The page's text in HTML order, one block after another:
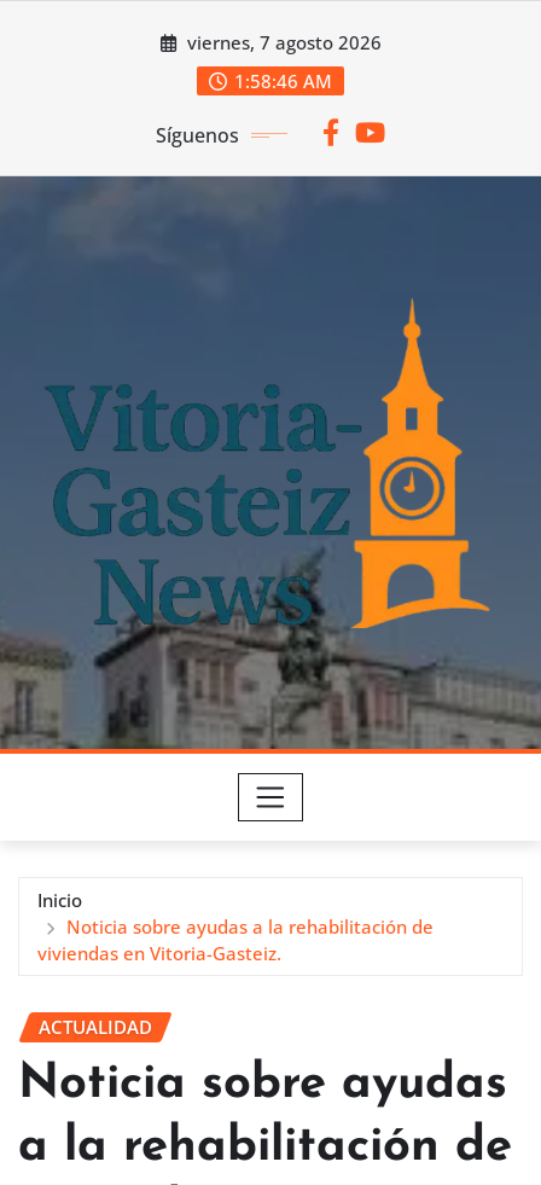
viernes, 7 agosto 2026
1:58:47 AM
Síguenos
Inicio
Noticia sobre ayudas a la rehabilitación de
viviendas en Vitoria-Gasteiz.
ACTUALIDAD
Noticia sobre ayudas
a la rehabilitación de